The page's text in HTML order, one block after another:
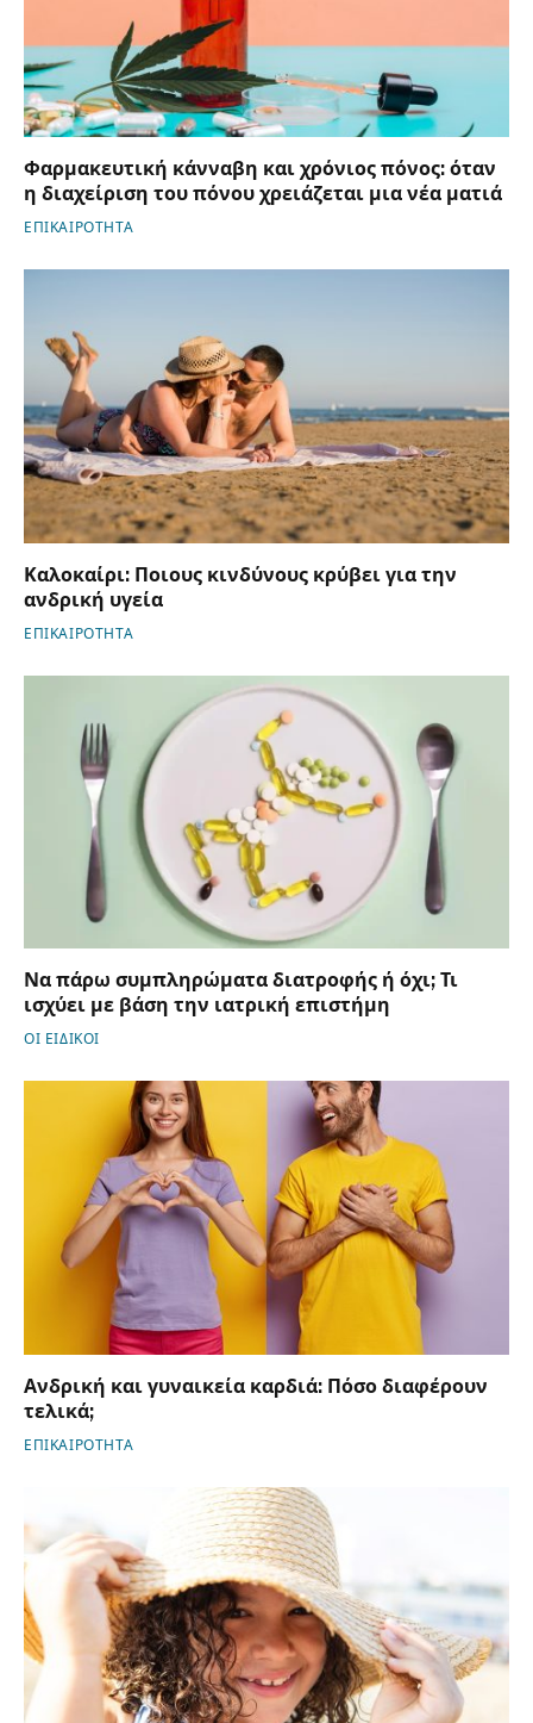
Φαρμακευτική κάνναβη και χρόνιος πόνος: όταν
η διαχείριση του πόνου χρειάζεται μια νέα ματιά
ΕΠΙΚΑΙΡΟΤΗΤΑ
Καλοκαίρι: Ποιους κινδύνους κρύβει για την
ανδρική υγεία
ΕΠΙΚΑΙΡΟΤΗΤΑ
Να πάρω συμπληρώματα διατροφής ή όχι; Τι
ισχύει με βάση την ιατρική επιστήμη
ΟΙ ΕΙΔΙΚΟΙ
Ανδρική και γυναικεία καρδιά: Πόσο διαφέρουν
τελικά;
ΕΠΙΚΑΙΡΟΤΗΤΑ